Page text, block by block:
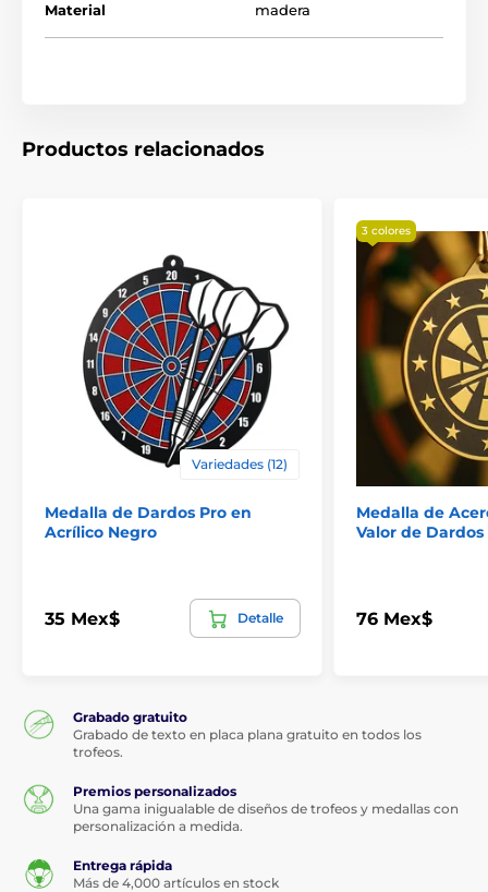
Material madera
Productos relacionados
Variedades (12)
Medalla de Dardos Pro en
Acrílico Negro
35 Mex$ Detalle
3 colores
Medalla de
Valor de Dardos
76 Mex$
Grabado gratuito
Grabado de texto en placa plana gratuito en todos los
trofeos.
Premios personalizados
Una gama inigualable de diseños de trofeos y medallas con
personalización a medida.
Entrega rápida
Más de 4,000 artículos en stock